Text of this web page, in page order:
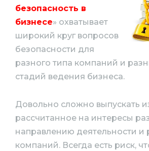
безопасность в
бизнесе» охватывает
широкий круг вопросов
безопасности для
разного типа компаний и
стадий ведения бизнеса.
Довольно сложно выпускать
рассчитанное на интересы
направлению деятельности и
компаний. Всегда есть риск,